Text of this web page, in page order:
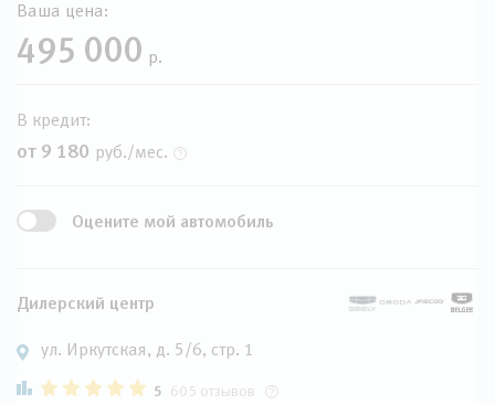
Ваша цена:
495 000 р.
В кредит:
от 9 180 руб./мес.
Оцените мой автомобиль
Дилерский центр
ул. Иркутская, д. 5/6, стр. 1
5 605 отзывов